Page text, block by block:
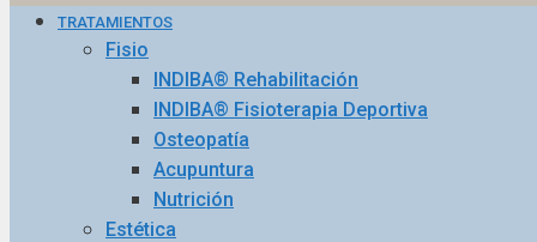
TRATAMIENTOS
Fisio
INDIBA® Rehabilitación
INDIBA® Fisioterapia Deportiva
Osteopatía
Acupuntura
Nutrición
Estética